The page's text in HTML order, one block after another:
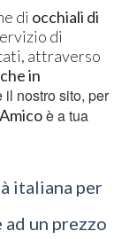
di occhiali di
di
attraverso
in
il nostro sito, per
è a tua
italiana per
un prezzo